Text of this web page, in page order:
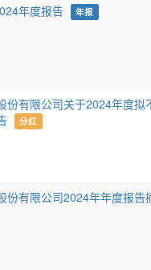
年度报告
年报
份有限公司关于2024年度拟
分红
份有限公司2024年年度报告